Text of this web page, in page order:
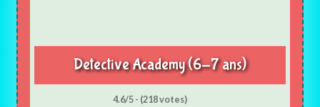
Detective Academy (6-7 ans)
4.6/5 - (218 votes)